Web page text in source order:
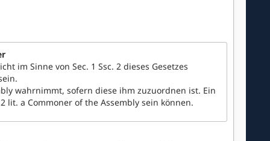
im Sinne von Sec. 1 Ssc. 2 dieses Gesetzes
wahrnimmt, sofern diese ihm zuzuordnen ist. Ein
lit. a Commoner of the Assembly sein können.